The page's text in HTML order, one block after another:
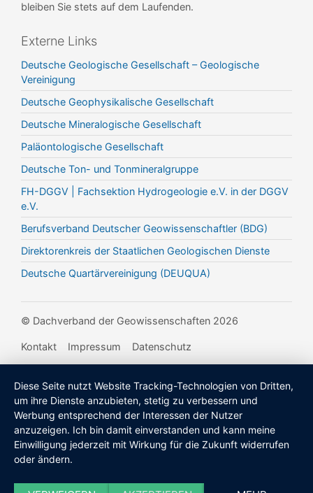
bleiben Sie stets auf dem Laufenden.
Externe Links
Deutsche Geologische Gesellschaft – Geologische
Vereinigung
Deutsche Geophysikalische Gesellschaft
Deutsche Mineralogische Gesellschaft
Paläontologische Gesellschaft
Deutsche Ton- und Tonmineralgruppe
FH-DGGV | Fachsektion Hydrogeologie e.V. in der DGGV
e.V.
Berufsverband Deutscher Geowissenschaftler (BDG)
Direktorenkreis der Staatlichen Geologischen Dienste
Deutsche Quartärvereinigung (DEUQUA)
© Dachverband der Geowissenschaften 2026
Kontakt Impressum Datenschutz
Diese Seite nutzt Website Tracking-Technologien von Dritten,
um ihre Dienste anzubieten, stetig zu verbessern und
Werbung entsprechend der Interessen der Nutzer
anzuzeigen. Ich bin damit einverstanden und kann meine
Einwilligung jederzeit mit Wirkung für die Zukunft widerrufen
oder ändern.